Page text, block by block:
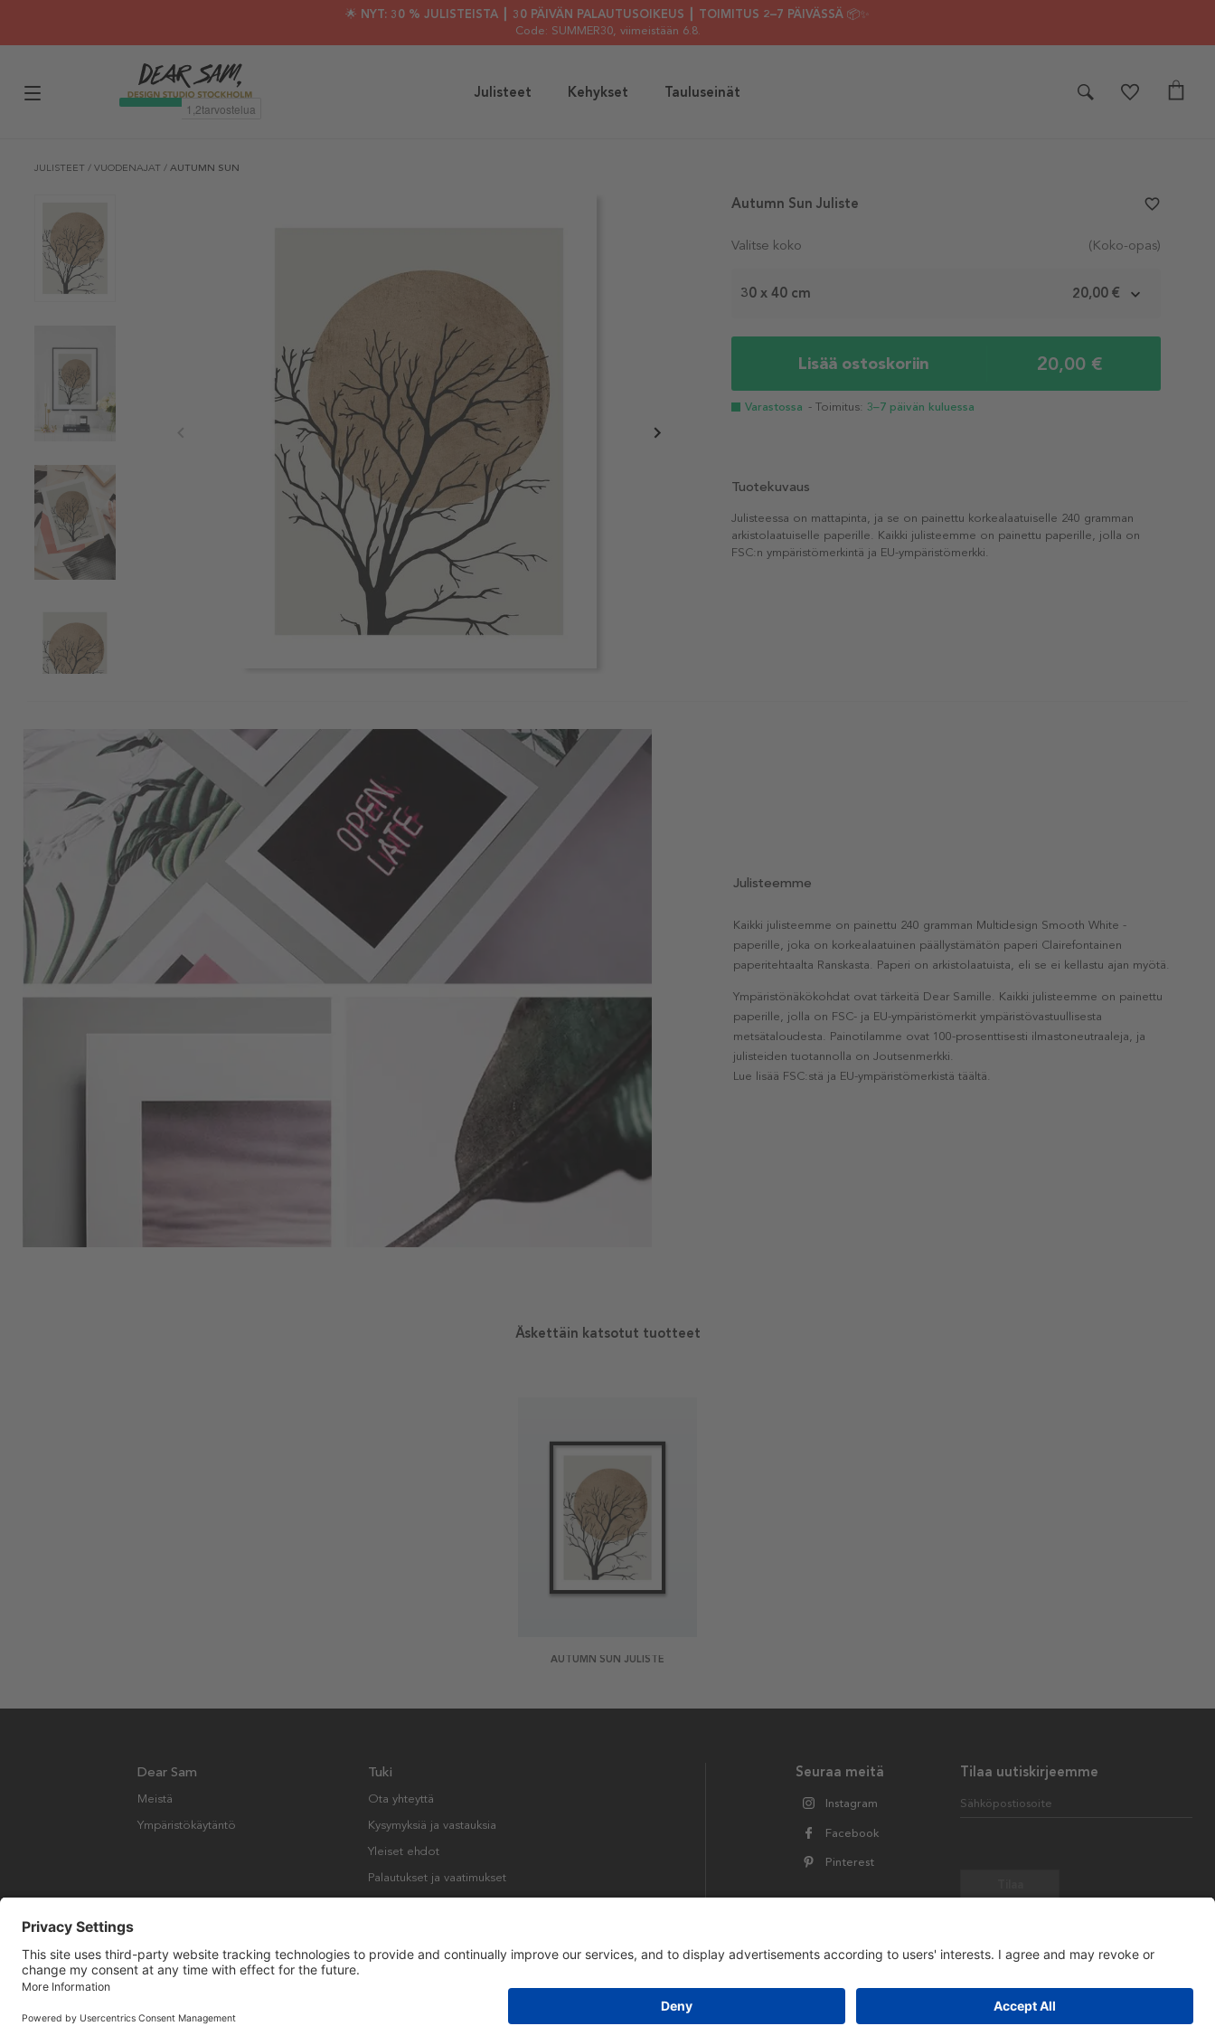
🌟 NYT: 30 % JULISTEISTA ┃ 30 PÄIVÄN PALAUTUSOIKEUS ┃ TOIMITUS 2–7 PÄIVÄSSÄ 📦✨
Code: SUMMER30, viimeistään 6.8.
Julisteet Kehykset Tauluseinät
JULISTEET / VUODENAJAT / AUTUMN SUN
Valitse koko (Koko-opas)
30 x 40 cm 20,00 €
Lisää ostoskoriin 20,00 €
Varastossa - Toimitus: 3–7 päivän kuluessa
Autumn Sun Juliste favorite_border
Tuotekuvaus
Julisteessa on mattapinta, ja se on painettu korkealaatuiselle 240 gramman
arkistolaatuiselle paperille. Kaikki julisteemme on painettu paperille, jolla on
FSC:n ympäristömerkintä ja EU-ympäristömerkki.
Julisteemme
Kaikki julisteemme on painettu 240 gramman Multidesign Smooth White -
paperille, joka on korkealaatuinen päällystämätön paperi Clairefontainen
paperitehtaalta Ranskasta. Paperi on arkistolaatuista, eli se ei kellastu ajan myötä.
Ympäristönäkökohdat ovat tärkeitä Dear Samille. Kaikki julisteemme on painettu
paperille, jolla on FSC- ja EU-ympäristömerkit ympäristövastuullisesta
metsätaloudesta. Painotilamme ovat 100-prosenttisesti ilmastoneutraaleja, ja
julisteiden tuotannolla on Joutsenmerkki.
Lue lisää FSC:stä ja EU-ympäristömerkistä täältä.
Äskettäin katsotut tuotteet
AUTUMN SUN JULISTE
Tilaa uutiskirjeemme
Sähköpostiosoite
Seuraa meitä
Instagram
Facebook
Pinterest
Dear Sam
Meistä
Ympäristökäytäntö
Tuki
Ota yhteyttä
Kysymyksiä ja vastauksia
Yleiset ehdot
Palautukset ja vaatimukset